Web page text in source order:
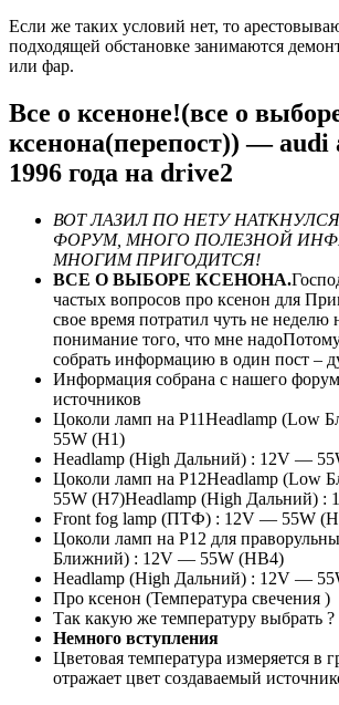
Если же таких условий нет, то
подходящей обстановке занимаются
или фар.
Все о ксеноне!(все о
ксенона(перепост)) — audi
1996 года на drive2
ВОТ ЛАЗИЛ ПО НЕТУ
ФОРУМ, МНОГО ПОЛЕЗНОЙ
МНОГИМ ПРИГОДИТСЯ!
ВСЕ О ВЫБОРЕ КСЕНОНА.
частых вопросов про ксенон для
свое время потратил чуть не неделю
понимание того, что мне
собрать информацию в один пост –
Информация собрана с нашего
источников
Цоколи ламп на P11Headlamp (Low
55W (H1)
Headlamp (High Дальний) : 12V —
Цоколи ламп на P12Headlamp (Low
55W (H7)Headlamp (High Дальний)
Front fog lamp (ПТФ) : 12V — 55W
Цоколи ламп на P12 для
Ближний) : 12V — 55W (НВ4)
Headlamp (High Дальний) : 12V —
Про ксенон (Температура свечения )
Так какую же температуру выбрать ?
Немного вступления
Цветовая температура измеряется в
отражает цвет создаваемый